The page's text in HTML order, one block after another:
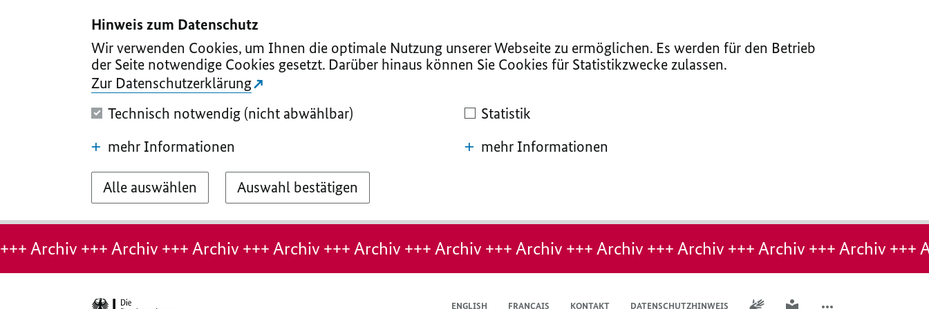
Hinweis zum Datenschutz
Wir verwenden Cookies, um Ihnen die optimale Nutzung unserer Webseite zu ermöglichen. Es werden für den Betrieb
der Seite notwendige Cookies gesetzt. Darüber hinaus können Sie Cookies für Statistikzwecke zulassen.
Zur Datenschutzerklärung
Technisch notwendig (nicht abwählbar)
mehr Informationen
Statistik
mehr Informationen
Alle auswählen Auswahl bestätigen
Hinweis:
Seite
+++ Archiv +++ Archiv +++ Archiv +++ Archiv +++ Archiv +++ Archiv +++ Archiv +++ Archiv +++ Archiv +++ Archiv +++ Archiv
ENGLISH FRANÇAIS KONTAKT DATENSCHUTZHINWEIS GEBÄRDENSPRACHE
LEICHTE SPRACHE